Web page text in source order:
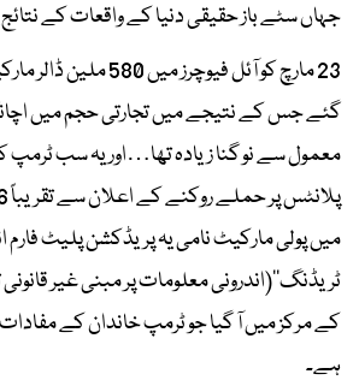
جہاں سٹے باز حقیقی دنیا کے واقعات کے
23 مارچ کو آئل فیوچرز
گئے جس کے نتیجے میں تجارتی حجم میں
معمول سے نو گنا زیادہ تھا…اور یہ سب ٹرمپ
میں پولی مارکیٹ نامی یہ پریڈکشن پلیٹ فارم
ٹریڈنگ‘‘(اندرونی معلومات پر مبنی غیر
کے مرکز میں آ گیا جو ٹرمپ خاندان کے
ہے۔